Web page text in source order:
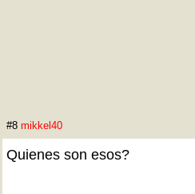
#8 mikkel40
Quienes son esos?